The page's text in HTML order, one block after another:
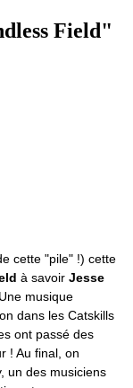
Field"
cette "pile" !) cette
à savoir Jesse
musique
dans les Catskills
ont passé des
! Au final, on
un des musiciens